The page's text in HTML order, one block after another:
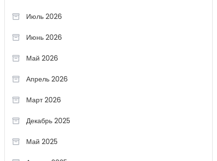
Июль 2026
Июнь 2026
Май 2026
Апрель 2026
Март 2026
Декабрь 2025
Май 2025